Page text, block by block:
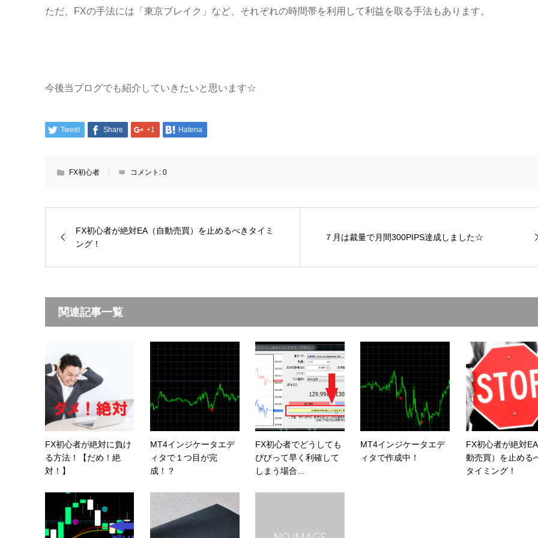
ただ、FXの手法には「東京ブレイク」など、それぞれの時間帯を利用して利益を取る手法もあります。
今後当ブログでも紹介していきたいと思います☆
Tweet Share +1 Hatena
FX初心者 コメント: 0
FX初心者が絶対EA（自動売買）を止めるべきタイミ
ング！
７月は裁量で月間300PIPS達成しました☆
関連記事一覧
FX初心者が絶対に負け
る方法！【だめ！絶
対！】
MT4インジケータエデ
ィタで１つ目が完
成！？
FX初心者でどうしても
びびって早く利確して
しまう場合...
MT4インジケータエデ
ィタで作成中！
FX初心者が絶対
動売買）を止める
タイミング！